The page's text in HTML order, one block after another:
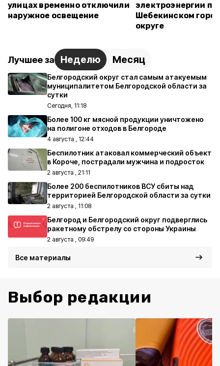
улицах временно отключили
наружное освещение
электроэнергии
Шебекинском
округе
Лучшее за Неделю Месяц
Белгородский округ стал самым атакуемым
муниципалитетом Белгородской области за
сутки
Сегодня, 11:18
Более 100 кг мясной продукции уничтожено
на полигоне отходов в Белгороде
4 августа , 12:44
Беспилотник атаковал коммерческий объект
в Короче, пострадали мужчина и подросток
2 августа , 21:11
Более 200 беспилотников ВСУ сбиты над
территорией Белгородской области за сутки
2 августа , 11:08
Белгород и Белгородский округ подверглись
ракетному обстрелу со стороны Украины
2 августа , 09:49
Все материалы
Выбор редакции